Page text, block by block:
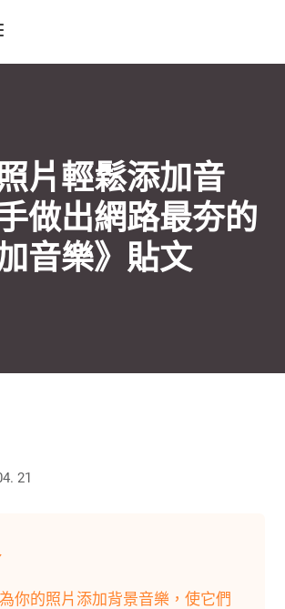
片輕鬆添加音
做出網路最夯的
音樂》貼文
21
你的照片添加背景音樂，使它們